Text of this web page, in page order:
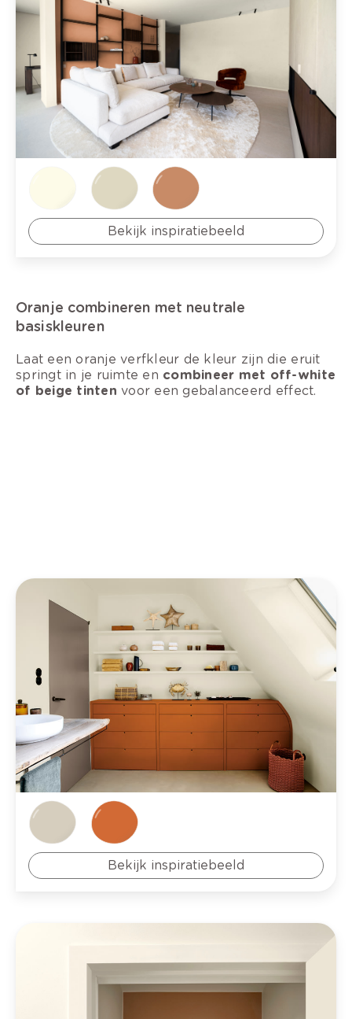
Bekijk inspiratiebeeld
Oranje combineren met neutrale
basiskleuren
Laat een oranje verfkleur de kleur zijn die eruit
springt in je ruimte en combineer met off-white
of beige tintenvoor een gebalanceerd effect.
Bekijk inspiratiebeeld